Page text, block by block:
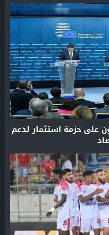
على حزمة استثمار لدعم